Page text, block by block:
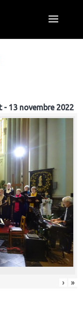
- 13 novembre 2022
› »